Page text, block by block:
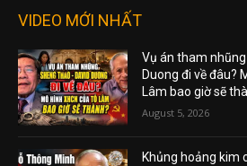
VIDEO MỚI NHẤT
Vụ án tham
Duong đi về đâu?
Lâm bao giờ sẽ
August 5, 2026
Khủng hoảng kim